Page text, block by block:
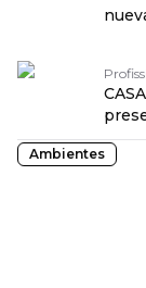
Ambientes